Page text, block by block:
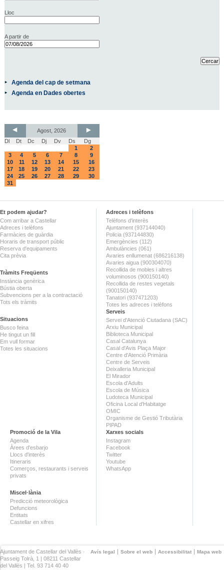
Lloc
A partir de
Agenda del cap de setmana
Agenda en Dades obertes
Agost, 2026
Dl
Dt Dc Dj Dv Ds
Dg
1
2
3
4 5 6 7 8
9
10
11 12 13 14 15
16
17
18 19 20 21 22
23
24
25 26 27 28 29
30
31
Et podem ajudar?
Com arribar a Castellar
Adreces i telèfons
Farmàcies de guàrdia
Horaris de transport públic
Reserva d'equipaments
Cita prèvia
Tràmits Freqüents
Instància genèrica
Bústia oberta
Subvencions per a la contractació
Tots els tràmits
Situacions
Busco feina
He tingut un fill
Em vull formar
Totes les situacions
Adreces i telèfons
Telèfons d'interès
Ajuntament (937144040)
Policia (937144830)
Emergències (112)
Ambulàncies (061)
Avaries enllumenat (686216138)
Avaries aigua (900304070)
Recollida de mobles i altres
voluminosos (900150140)
Recollida de restes vegetals
(900150140)
Tanatori (937471203)
Totes les adreces i telèfons
Serveis
Servei d'Atenció Ciutadana (SAC)
Arxiu Municipal
Biblioteca Municipal
Casal Catalunya
Casal d'Avis Plaça Major
Centre d'Atenció Primària
Centre de Serveis
Deixalleria Municipal
El Mirador
Escola d'Adults
Escola de Música
Ludoteca Municipal
Oficina Local d'Habitatge
OMIC
Organisme de Gestió Tributària
PIPAD
Promoció de la Vila
Agenda
Àrees d'esbarjo
Llocs d'interès
Itineraris
Comerços, restaurants i serveis
privats
Miscel·lània
Predicció meteorològica
Defuncions
Entitats
Castellar en xifres
Xarxes socials
Instagram
Facebook
Twitter
Youtube
WhatsApp
Avís legal Sobre el web Accessibilitat Mapa web
Ajuntament de Castellar del Vallès ·
Passeig Tolrà, 1 | 08211 Castellar
del Vallès | Tel. 93 714 40 40